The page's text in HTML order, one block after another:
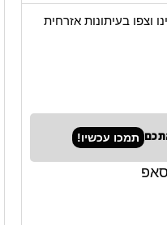
וצפו בעיתונות אזרחית
תמכו עכשיו!